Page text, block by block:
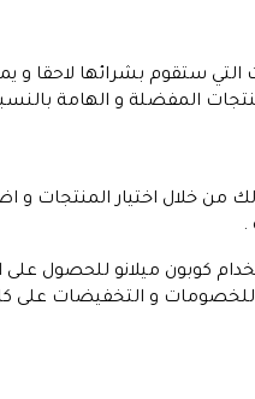
التي ستقوم بشرائها لاحقا و
المفضلة و الهامة
من خلال اختيار المنتجات و
.
للخصومات و التخفيضات